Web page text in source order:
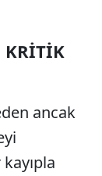
KRİTİK
ancak